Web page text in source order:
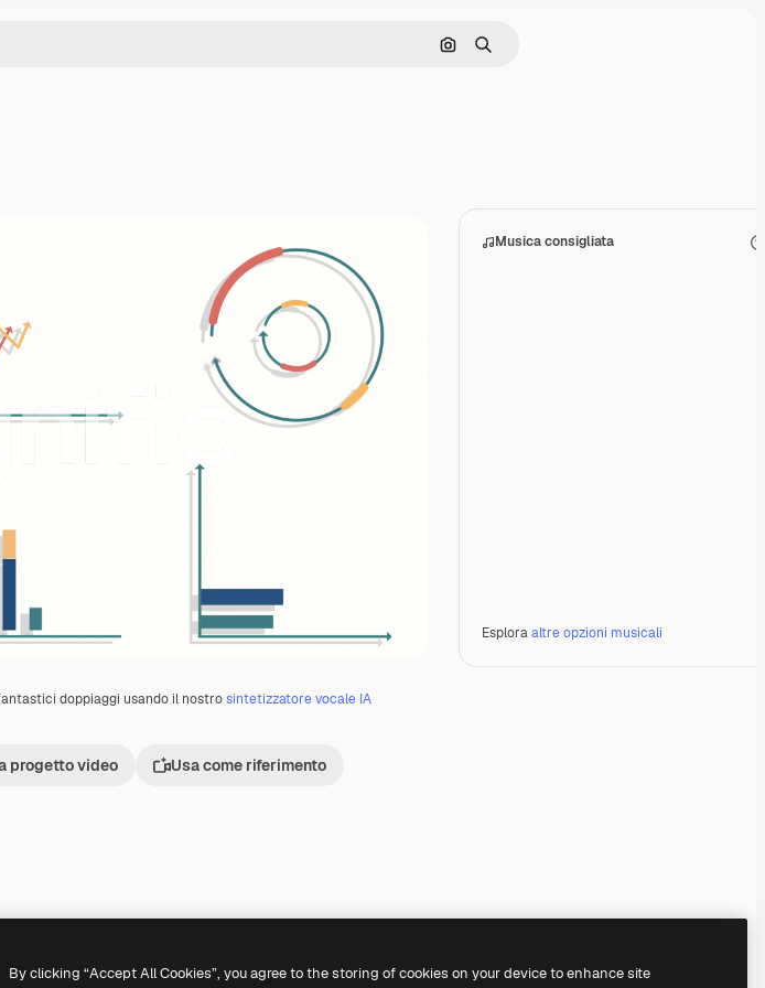
Cerca per immagine
Ricerca
doppiaggi usando il nostrosintetizzatore vocale IA
progetto video Usa come riferimento
Musica consigliata
Esploraaltre opzioni musicali
By clicking “Accept All Cookies”, you agree to the storing of cookies on your device to enhance site